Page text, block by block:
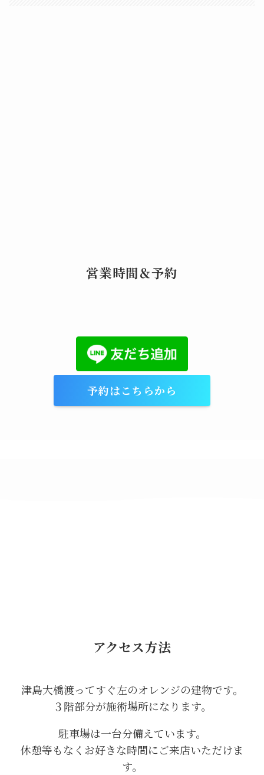
営業時間＆予約
予約はこちらから
アクセス方法
津島大橋渡ってすぐ左のオレンジの建物です。
３階部分が施術場所になります。
駐車場は一台分備えています。
休憩等もなくお好きな時間にご来店いただけま
す。